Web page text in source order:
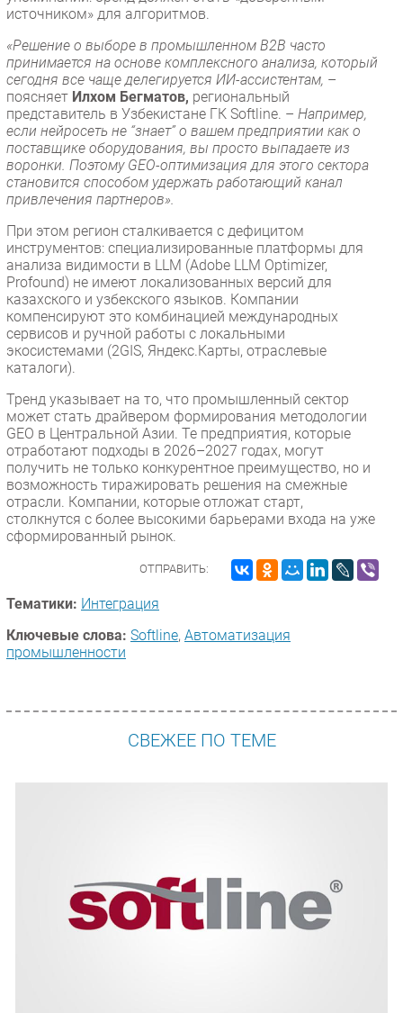
источником» для алгоритмов.
«Решение о выборе в промышленном B2B часто
принимается на основе комплексного анализа, который
сегодня все чаще делегируется ИИ-ассистентам, –
поясняет Илхом Бегматов, региональный
представитель в Узбекистане ГК Softline. – Например,
если нейросеть не “знает” о вашем предприятии как о
поставщике оборудования, вы просто выпадаете из
воронки. Поэтому GEO-оптимизация для этого сектора
становится способом удержать работающий канал
привлечения партнеров».
При этом регион сталкивается с дефицитом
инструментов: специализированные платформы для
анализа видимости в LLM (Adobe LLM Optimizer,
Profound) не имеют локализованных версий для
казахского и узбекского языков. Компании
компенсируют это комбинацией международных
сервисов и ручной работы с локальными
экосистемами (2GIS, Яндекс.Карты, отраслевые
каталоги).
Тренд указывает на то, что промышленный сектор
может стать драйвером формирования методологии
GEO в Центральной Азии. Те предприятия, которые
отработают подходы в 2026–2027 годах, могут
получить не только конкурентное преимущество, но и
возможность тиражировать решения на смежные
отрасли. Компании, которые отложат старт,
столкнутся с более высокими барьерами входа на уже
сформированный рынок.
ОТПРАВИТЬ:
Тематики: Интеграция
Ключевые слова: Softline, Автоматизация
промышленности
СВЕЖЕЕ ПО ТЕМЕ